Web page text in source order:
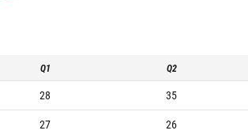
Q1 Q2
28 35
27 26